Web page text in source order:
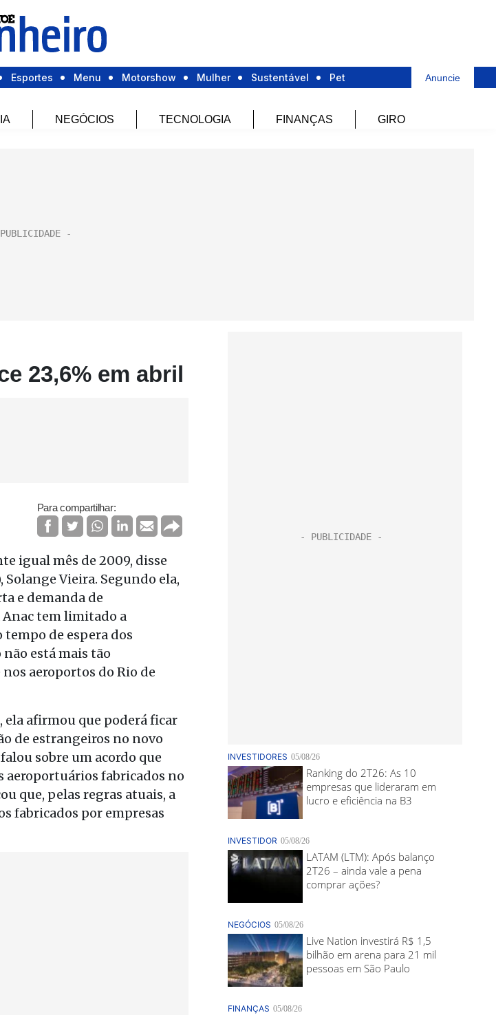
Esportes Menu Motorshow Mulher Sustentável Pet Anuncie
NEGÓCIOS TECNOLOGIA FINANÇAS GIRO
23,6% em abril
Para compartilhar:
igual mês de 2009, disse
Vieira. Segundo ela,
e demanda de
tem limitado a
de espera dos
não está mais tão
aeroportos do Rio de
ela afirmou que poderá ficar
de estrangeiros no novo
sobre um acordo que
aeroportuários fabricados no
que, pelas regras atuais, a
fabricados por empresas